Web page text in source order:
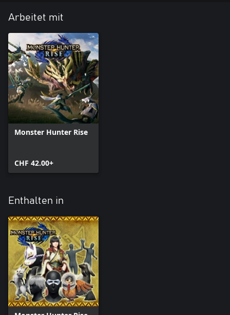
Arbeitet mit
Monster Hunter Rise
CHF 42.00+
Enthalten in